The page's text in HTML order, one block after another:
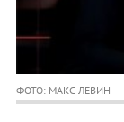
ФОТО: МАКС ЛЕВИН